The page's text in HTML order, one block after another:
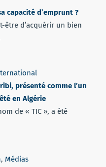
capacité d’emprunt ?
être d’acquérir un bien
présenté comme l’un
en Algérie
de « TIC », a été
, Médias